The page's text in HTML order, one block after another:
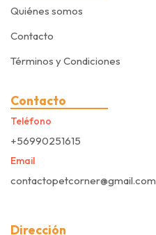
Quiénes somos
Contacto
Términos y Condiciones
Contacto
Teléfono
+56990251615
Email
contactopetcorner@gmail.com
Dirección